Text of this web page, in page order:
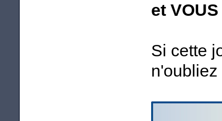
et VOUS
Si cette